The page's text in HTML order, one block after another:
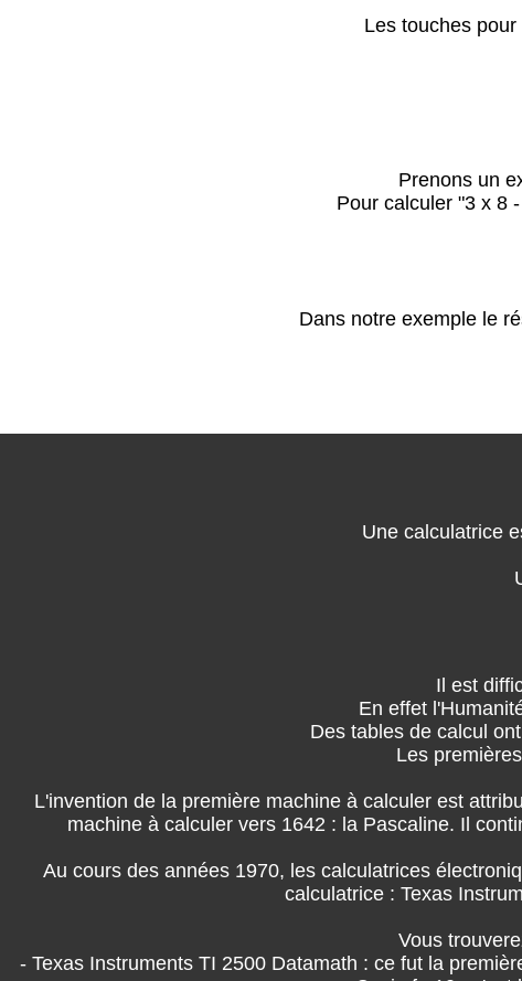
Les touches
Prenons un
Pour calculer "3 x 8
Dans notre exemple le
Une calculatrice
Il est
En effet
Des tables de calcul
Les
L'invention de la première machine à calculer est
machine à calculer vers 1642 : la Pascaline. Il
Au cours des années 1970, les calculatrices
calculatrice : Texas
Vous
- Texas Instruments TI 2500 Datamath : ce fut la